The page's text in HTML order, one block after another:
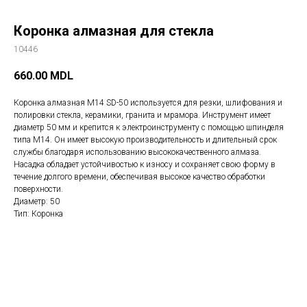
Коронка алмазная для стекла
10446
660.00 MDL
Коронка алмазная M14 SD-50 используется для резки, шлифования и
полировки стекла, керамики, гранита и мрамора. Инструмент имеет
диаметр 50 мм и крепится к электроинструменту с помощью шпинделя
типа M14. Он имеет высокую производительность и длительный срок
службы благодаря использованию высококачественного алмаза.
Насадка обладает устойчивостью к износу и сохраняет свою форму в
течение долгого времени, обеспечивая высокое качество обработки
поверхности.
Диаметр: 50
Тип: Коронка